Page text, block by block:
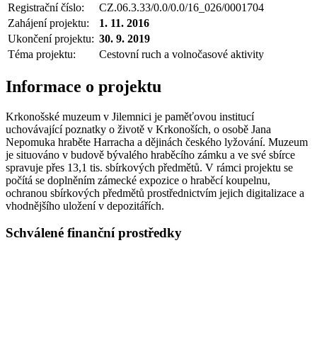
Registrační číslo:
CZ.06.3.33/0.0/0.0/16_026/0001704
Zahájení projektu:
1. 11. 2016
Ukončení projektu: 30. 9. 2019
Téma projektu:
Cestovní ruch a volnočasové aktivity
Informace o projektu
Krkonošské muzeum v Jilemnici je paměťovou institucí
uchovávající poznatky o životě v Krkonoších, o osobě Jana
Nepomuka hraběte Harracha a dějinách českého lyžování. Muzeum
je situováno v budově bývalého hraběcího zámku a ve své sbírce
spravuje přes 13,1 tis. sbírkových předmětů. V rámci projektu se
počítá se doplněním zámecké expozice o hraběcí koupelnu,
ochranou sbírkových předmětů prostřednictvím jejich digitalizace a
vhodnějšího uložení v depozitářích.
Schválené finanční prostředky